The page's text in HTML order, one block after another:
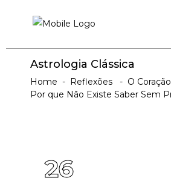
Astrologia Clássica
Home - Reflexões - O
Por que Não Existe Saber Sem
26